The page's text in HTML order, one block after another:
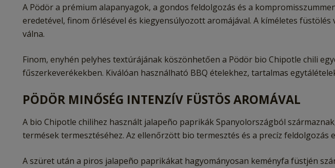
A Pödör a prémium alapanyagok, a gondos feldolgozás és a
eredetével, finom őrlésével és kiegyensúlyozott aromájával. A kíméletes
válna.
Finom, enyhén pelyhes textúrájának köszönhetően a Pödör bio Chipotle chili
fűszerkeverékekben. Kiválóan használható BBQ ételekhez, tartalmas
PÖDÖR MINŐSÉG INTENZÍV FÜSTÖS AROMÁVAL
A bio Chipotle chilihez használt jalapeño paprikák Spanyolországból
termések termesztéséhez. Az ellenőrzött bio termesztés és a precíz
A szüret után a piros jalapeño paprikákat hagyományosan keményfa füstjén